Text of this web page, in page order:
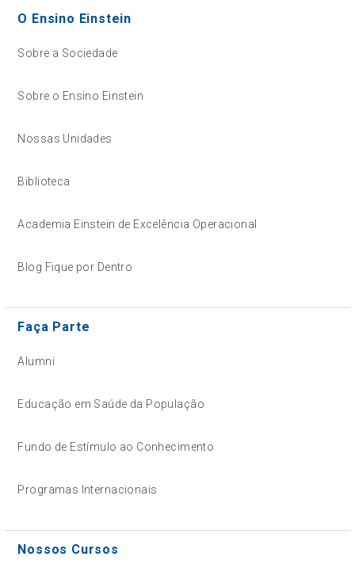
O Ensino Einstein
Sobre a Sociedade
Sobre o Ensino Einstein
Nossas Unidades
Biblioteca
Academia Einstein de Excelência Operacional
Blog Fique por Dentro
Faça Parte
Alumni
Educação em Saúde da População
Fundo de Estímulo ao Conhecimento
Programas Internacionais
Nossos Cursos